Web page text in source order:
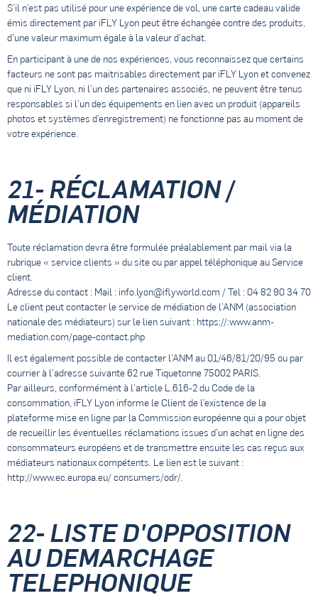
S’il n’est pas utilisé pour une expérience de vol, une carte cadeau valide
émis directement par iFLY Lyon peut être échangée contre des produits,
d’une valeur maximum égale à la valeur d’achat.
En participant à une de nos expériences, vous reconnaissez que certains
facteurs ne sont pas maitrisables directement par iFLY Lyon et convenez
que ni iFLY Lyon, ni l’un des partenaires associés, ne peuvent être tenus
responsables si l’un des équipements en lien avec un produit (appareils
photos et systèmes d’enregistrement) ne fonctionne pas au moment de
votre expérience.
21- RÉCLAMATION /
MÉDIATION
Toute réclamation devra être formulée préalablement par mail via la
rubrique « service clients » du site ou par appel téléphonique au Service
client.
Adresse du contact : Mail : info.lyon@iflyworld.com / Tel : 04 82 90 34 70
Le client peut contacter le service de médiation de l’ANM (association
nationale des médiateurs) sur le lien suivant : https://:www.anm-
mediation.com/page-contact.php
Il est également possible de contacter l’ANM au 01/46/81/20/95 ou par
courrier à l’adresse suivante 62 rue Tiquetonne 75002 PARIS.
Par ailleurs, conformément à l’article L.616-2 du Code de la
consommation, iFLY Lyon informe le Client de l’existence de la
plateforme mise en ligne par la Commission européenne qui a pour objet
de recueillir les éventuelles réclamations issues d’un achat en ligne des
consommateurs européens et de transmettre ensuite les cas reçus aux
médiateurs nationaux compétents. Le lien est le suivant :
http://www.ec.europa.eu/ consumers/odr/.
22- LISTE D'OPPOSITION
AU DEMARCHAGE
TELEPHONIQUE